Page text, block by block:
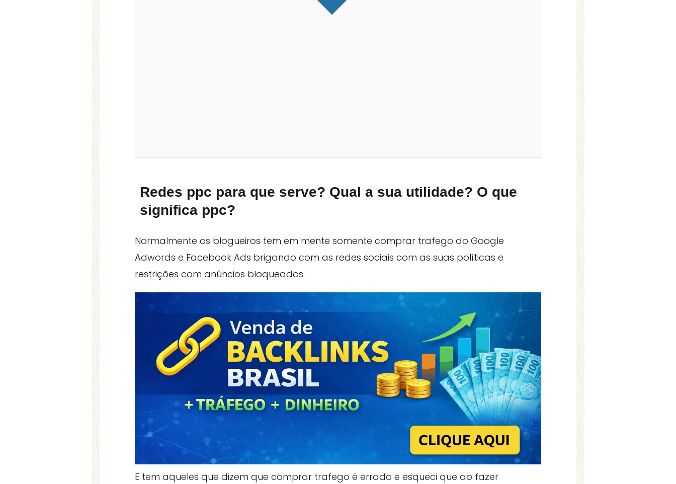
Redes ppc para que serve? Qual a sua utilidade? O que
significa ppc?
Normalmente os blogueiros tem em mente somente comprar trafego do Google
Adwords e Facebook Ads brigando com as redes sociais com as suas políticas e
restrições com anúncios bloqueados.
E tem aqueles que dizem que comprar trafego é errado e esqueci que ao fazer